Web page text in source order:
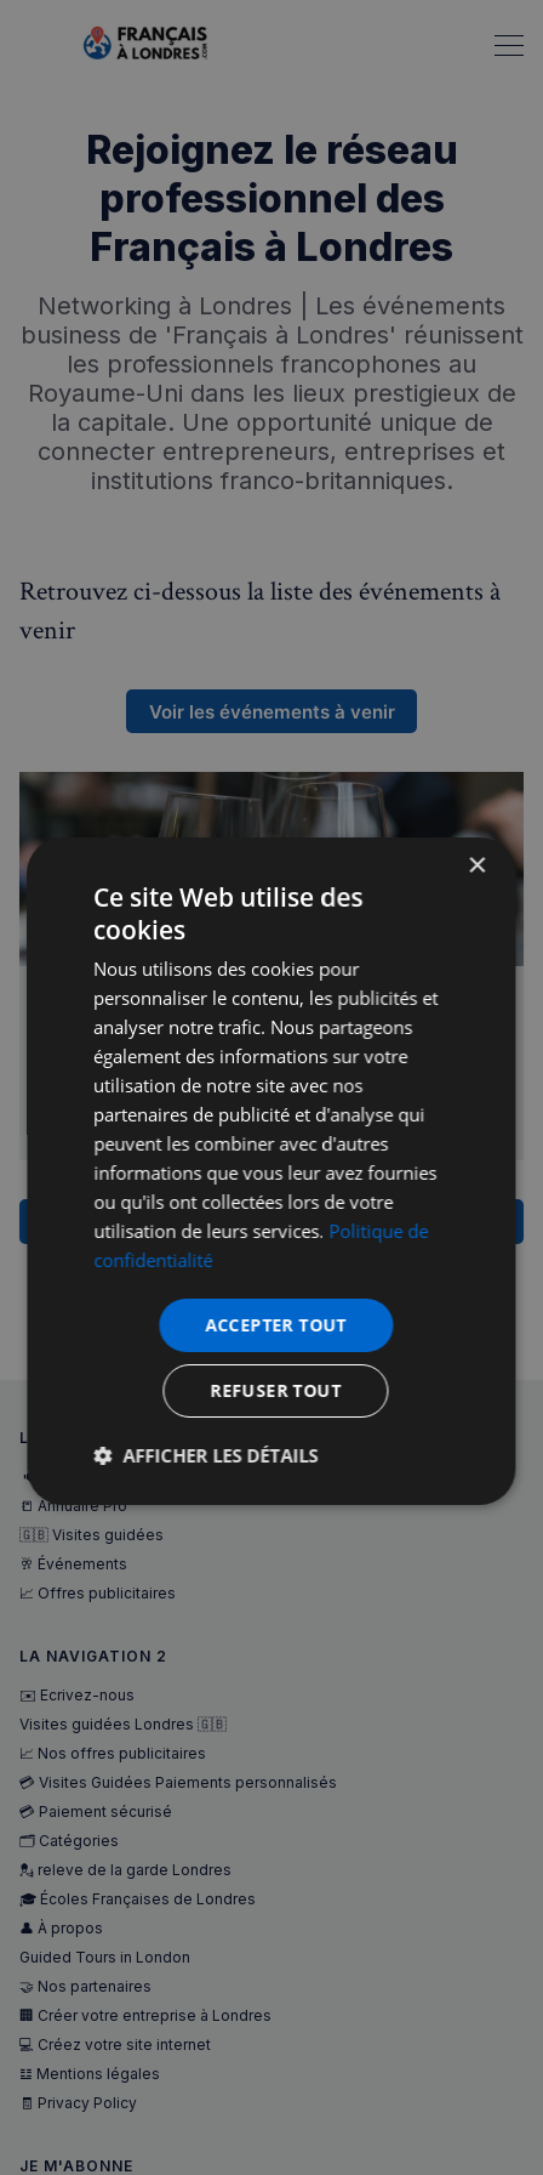
Recherche ✨Chatbot IA
Rechercher dans Français à Londres - Magazine
RECHERCHES POPULAIRES
Annuaire des professionnels
Rejoignez le réseau
professionnel des
Français à Londres
Networking à Londres | Les événements
business de 'Français à Londres' réunissent
les professionnels francophones au
Royaume-Uni dans les lieux prestigieux de
la capitale. Une opportunité unique de
connecter entrepreneurs, entreprises et
institutions franco-britanniques.
Retrouvez ci-dessous la liste des événements à
venir
Voir les événements à venir
Événements - London Networking Events -
Français à Londres - Magazine
Nos événements Français à Londres vous permettrons de
rencontrer les acteurs du marché francophone au Royaume-
de développer votre portefeuille de contacts professionnels
et de trouver de nouvelles opportunités d’affaires.
Français à Londres - Magazine Jérémie Raude-Leroy
Promouvoir mon entreprise sur
Francaisalondres.com
LA NAVIGATION 1
🔈 Forum des petites annonces
📒 Annuaire Pro
🇬🇧 Visites guidées
🥂 Événements
📈 Offres publicitaires
LA NAVIGATION 2
✉️ Ecrivez-nous
Visites guidées Londres 🇬🇧
📈 Nos offres publicitaires
💳 Visites Guidées Paiements personnalisés
💳 Paiement sécurisé
🗂️ Catégories
💂 releve de la garde Londres
🎓 Écoles Françaises de Londres
👤 À propos
Guided Tours in London
🤝 Nos partenaires
🏢 Créer votre entreprise à Londres
💻 Créez votre site internet
𝌭 Mentions légales
🧾 Privacy Policy
JE M'ABONNE
×
Ce site Web utilise des
cookies
Nous utilisons des cookies pour
personnaliser le contenu, les publicités et
analyser notre trafic. Nous partageons
également des informations sur votre
utilisation de notre site avec nos
partenaires de publicité et d'analyse qui
peuvent les combiner avec d'autres
informations que vous leur avez fournies
ou qu'ils ont collectées lors de votre
utilisation de leurs services. Politique de
confidentialité
ACCEPTER TOUT
REFUSER TOUT
AFFICHER LES DÉTAILS
Strictement
nécessaires
Performance Ciblage
Strictement nécessaires
Performance
Les cookies strictement nécessaires habilitent des
fonctionnalités de base du site Web telles que la
connexion des utilisateurs et la gestion des comptes.
sans les cookies strictement nécessaires.
Nom
_px3